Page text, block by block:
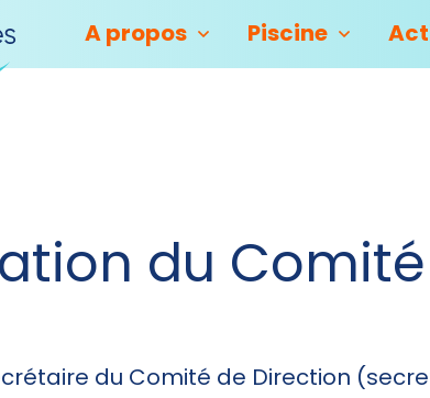
A propos Piscine
du
du Comité de Direction